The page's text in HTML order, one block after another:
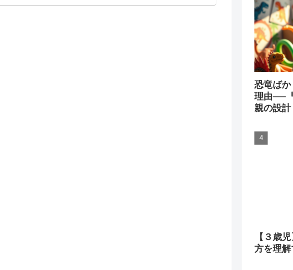
恐竜ば
理由──
親の設計
【３歳
方を理